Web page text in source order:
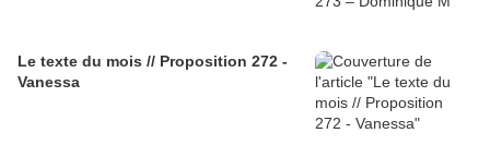
Le texte du mois // Proposition 272 -
Vanessa